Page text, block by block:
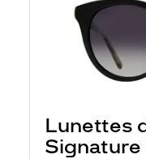
Lunettes
Signature